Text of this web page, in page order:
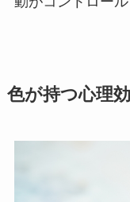
色が持つ心理